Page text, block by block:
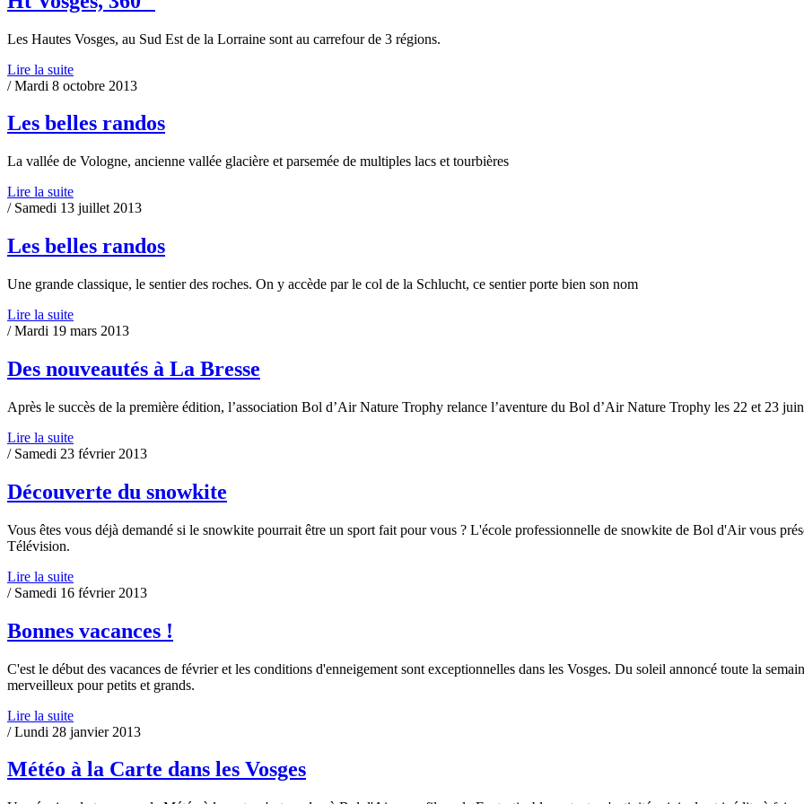
Les Hautes Vosges, au Sud Est de la Lorraine sont au carrefour de 3 régions.
Lire la suite
/ Mardi 8 octobre 2013
Les belles randos
La vallée de Vologne, ancienne vallée glacière et parsemée de multiples lacs et tourbières
Lire la suite
/ Samedi 13 juillet 2013
Les belles randos
Une grande classique, le sentier des roches. On y accède par le col de la Schlucht, ce sentier porte bien son nom
Lire la suite
/ Mardi 19 mars 2013
Des nouveautés à La Bresse
Après le succès de la première édition, l’association Bol d’Air Nature Trophy relance l’aventure du Bol d’Air Nature Trophy les 22 et 23
Lire la suite
/ Samedi 23 février 2013
Découverte du snowkite
Vous êtes vous déjà demandé si le snowkite pourrait être un sport fait pour vous ? L'école professionnelle de snowkite de Bol d'Air vous
Télévision.
Lire la suite
/ Samedi 16 février 2013
Bonnes vacances !
C'est le début des vacances de février et les conditions d'enneigement sont exceptionnelles dans les Vosges. Du soleil annoncé toute la
merveilleux pour petits et grands.
Lire la suite
/ Lundi 28 janvier 2013
Météo à la Carte dans les Vosges